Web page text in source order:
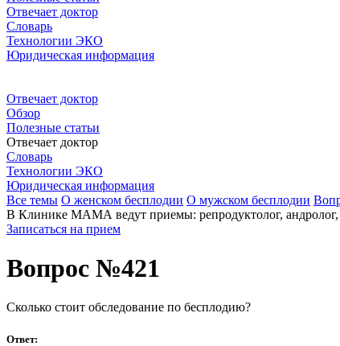
Отвечает доктор
Словарь
Технологии ЭКО
Юридическая информация
Отвечает доктор
Обзор
Полезные статьи
Отвечает доктор
Словарь
Технологии ЭКО
Юридическая информация
Все темы О женском бесплодии О мужском бесплодии
В Клинике МАМА ведут приемы: репродуктолог, андролог,
Записаться на прием
Вопрос №421
Сколько стоит обследование по бесплодию?
Ответ: